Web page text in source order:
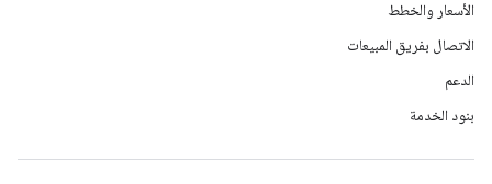
الأسعار والخطط
الاتصال بفريق المبيعات
الدعم
بنود الخدمة